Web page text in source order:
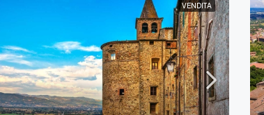
VENDITA